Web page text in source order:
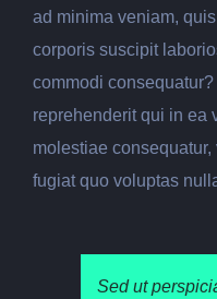
ad minima veniam,
corporis suscipit
commodi
reprehenderit qui in ea
molestiae
fugiat quo voluptas
Sed ut